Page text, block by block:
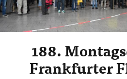
188.
Frankfurter